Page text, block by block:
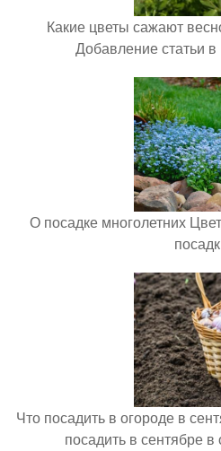
Какие цветы сажают
Добавление статьи
О посадке многолетних
Что посадить в огороде в
посадить в сентябре